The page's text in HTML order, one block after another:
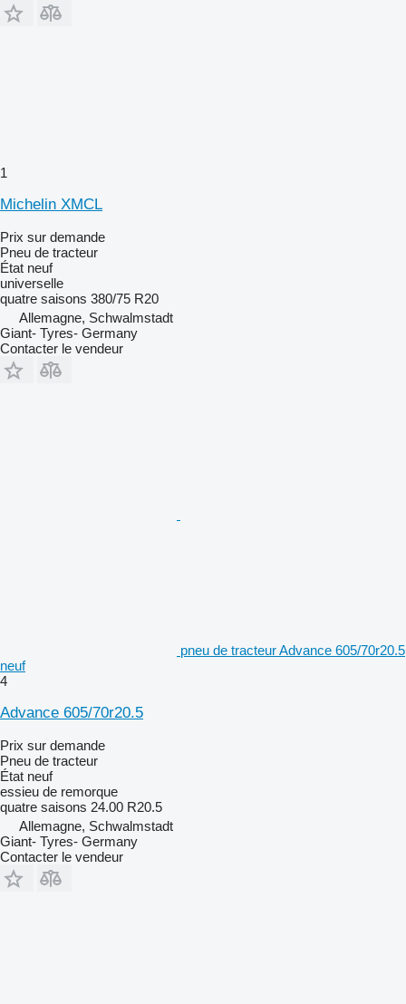
1
Michelin XMCL
Prix sur demande
Pneu de tracteur
État neuf
universelle
quatre saisons 380/75 R20
Allemagne, Schwalmstadt
Giant- Tyres- Germany
Contacter le vendeur
pneu de tracteur Advance 605/70r20.5
neuf
4
Advance 605/70r20.5
Prix sur demande
Pneu de tracteur
État neuf
essieu de remorque
quatre saisons 24.00 R20.5
Allemagne, Schwalmstadt
Giant- Tyres- Germany
Contacter le vendeur